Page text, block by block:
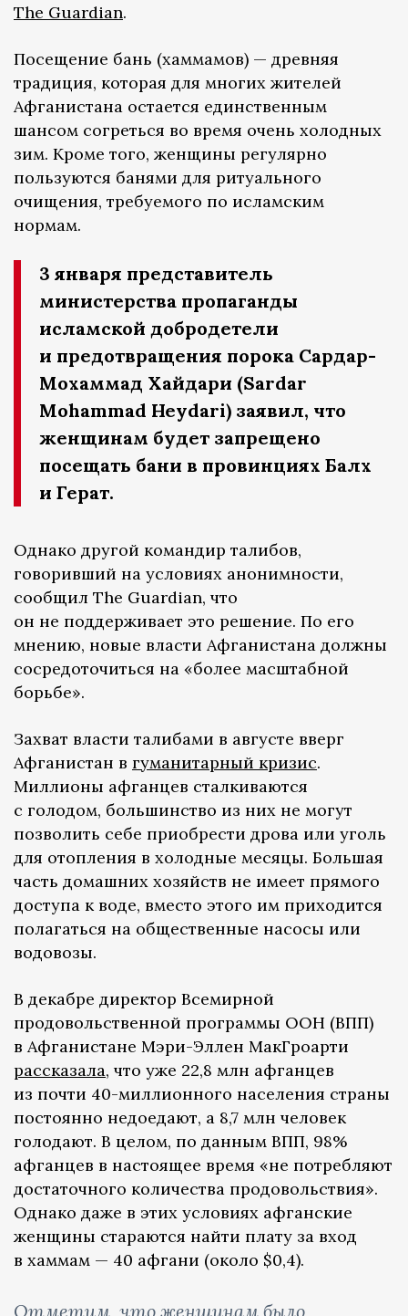
The Guardian.
Посещение бань (хаммамов) — древняя
традиция, которая для многих жителей
Афганистана остается единственным
шансом согреться во время очень холодных
зим. Кроме того, женщины регулярно
пользуются банями для ритуального
очищения, требуемого по исламским
нормам.
3 января представитель
министерства пропаганды
исламской добродетели
и предотвращения порока Сардар-
Мохаммад Хайдари (Sardar
Mohammad Heydari) заявил, что
женщинам будет запрещено
посещать бани в провинциях Балх
и Герат.
Однако другой командир талибов,
говоривший на условиях анонимности,
сообщил The Guardian, что
он не поддерживает это решение. По его
мнению, новые власти Афганистана должны
сосредоточиться на «более масштабной
борьбе».
Захват власти талибами в августе вверг
Афганистан в гуманитарный кризис.
Миллионы афганцев сталкиваются
с голодом, большинство из них не могут
позволить себе приобрести дрова или уголь
для отопления в холодные месяцы. Большая
часть домашних хозяйств не имеет прямого
доступа к воде, вместо этого им приходится
полагаться на общественные насосы или
водовозы.
В декабре директор Всемирной
продовольственной программы ООН (ВПП)
в Афганистане Мэри-Эллен МакГроарти
рассказала, что уже 22,8 млн афганцев
из почти 40-миллионного населения страны
постоянно недоедают, а 8,7 млн человек
голодают. В целом, по данным ВПП, 98%
афганцев в настоящее время «не потребляют
достаточного количества продовольствия».
Однако даже в этих условиях афганские
женщины стараются найти плату за вход
в хаммам — 40 афгани (около $0,4).
Отметим, что женщинам было